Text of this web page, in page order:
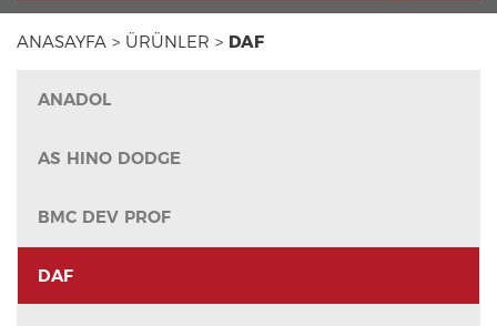
ANASAYFA > ÜRÜNLER > DAF
ANADOL
AS HINO DODGE
BMC DEV PROF
DAF